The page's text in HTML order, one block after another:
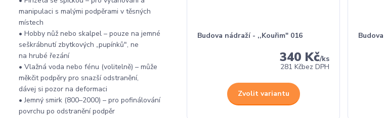
Budova nádraží - ,,Kouřim" 016
340 Kč/ks
281 Kčbez DPH
Zvolit variantu
manipulaci s malými podpěrami v těsných
místech
• Hobby nůž nebo skalpel – pouze na jemné
seškrábnutí zbytkových „pupínků", ne
na hrubé řezání
• Vlažná voda nebo fénu (volitelně) – může
měkčit podpěry pro snazší odstranění,
dávej si pozor na deformaci
• Jemný smirk (800–2000) – pro pofinálování
povrchu po odstranění podpěr